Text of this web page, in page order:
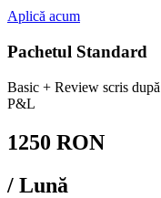
Aplică acum
Pachetul Standard
Basic + Review scris
P&L
1250 RON
/ Lună